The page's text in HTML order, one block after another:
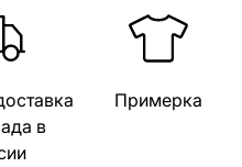
в
Примерка